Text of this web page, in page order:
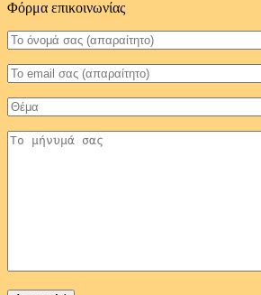
Φόρμα επικοινωνίας